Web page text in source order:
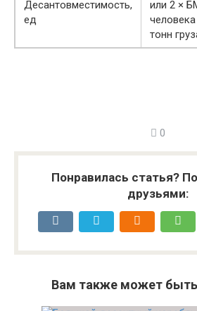
Десантовместимость,
ед
или 2 ×
тонн
0
Понравилась статья?
друзьями:
Вам также может быть